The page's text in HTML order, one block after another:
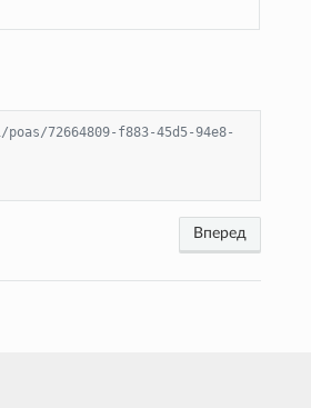
72664809-f883-45d5-94e8-